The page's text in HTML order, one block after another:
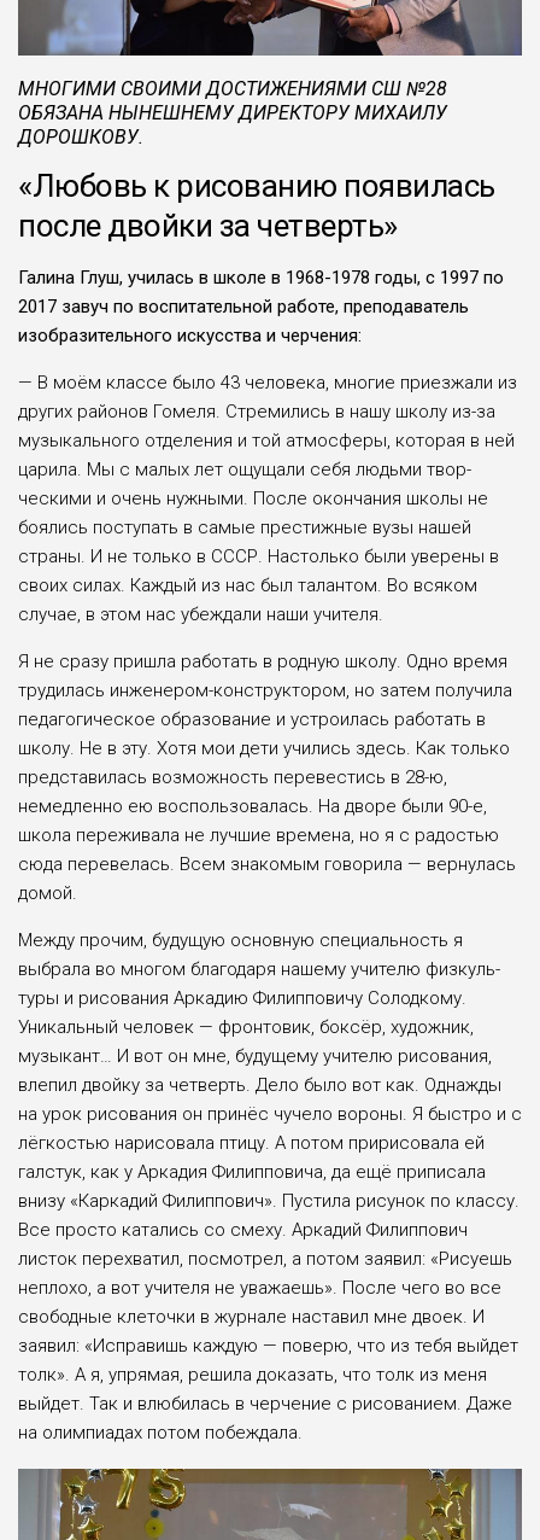
МНОГИМИ СВОИМИ ДОСТИЖЕНИЯМИ СШ №28
ОБЯЗАНА НЫНЕШНЕМУ ДИРЕКТОРУ МИХАИЛУ
ДОРОШКОВУ.
«Любовь к рисованию появилась
после двойки за четверть»
Галина Глуш, училась в школе в 1968-1978 годы, с 1997 по
2017 завуч по воспитательной работе, преподаватель
изобразительного искусства и черчения:
— В моём классе было 43 челове­ка, многие приезжали из
других райо­нов Гомеля. Стремились в нашу шко­лу из-за
музыкального отделения и той атмосферы, которая в ней
царила. Мы с малых лет ощущали себя людьми твор­
ческими и очень нужными. После окон­чания школы не
боялись поступать в самые престижные вузы нашей
страны. И не только в СССР. Настолько были уверены в
своих силах. Каждый из нас был талантом. Во всяком
случае, в этом нас убеждали наши учителя.
Я не сразу пришла работать в род­ную школу. Одно время
трудилась инженером-конструктором, но затем получила
педагогическое образование и устроилась работать в
школу. Не в эту. Хотя мои дети учились здесь. Как только
представилась возможность перевестись в 28-ю,
немедленно ею воспользовалась. На дворе были 90-е,
школа переживала не лучшие време­на, но я с радостью
сюда перевелась. Всем знакомым говорила — верну­лась
домой.
Между прочим, будущую основную специальность я
выбрала во многом благодаря нашему учителю физкуль­
туры и рисования Аркадию Филип­повичу Солодкому.
Уникальный чело­век — фронтовик, боксёр, художник,
музыкант… И вот он мне, будущему учителю рисования,
влепил двойку за четверть. Дело было вот как. Однаж­ды
на урок рисования он принёс чуче­ло вороны. Я быстро и с
лёгкостью нарисовала птицу. А потом пририсо­вала ей
галстук, как у Аркадия Филип­повича, да ещё приписала
внизу «Кар­кадий Филиппович». Пустила рису­нок по классу.
Все просто катались со смеху. Аркадий Филиппович
листок перехватил, посмотрел, а потом зая­вил: «Рисуешь
неплохо, а вот учите­ля не уважаешь». После чего во все
свободные клеточки в журнале наста­вил мне двоек. И
заявил: «Исправишь каждую — поверю, что из тебя выйдет
толк». А я, упрямая, решила доказать, что толк из меня
выйдет. Так и влюби­лась в черчение с рисованием. Даже
на олимпиадах потом побеждала.